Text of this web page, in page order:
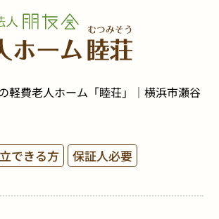
軽費老人ホーム「睦荘」｜横浜市瀬谷
できる方 保証人必要